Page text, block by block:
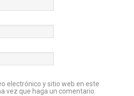
electrónico y sitio web en este
vez que haga un comentario.